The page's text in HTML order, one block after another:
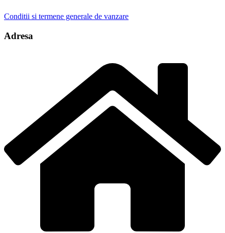
Conditii si termene generale de vanzare
Adresa